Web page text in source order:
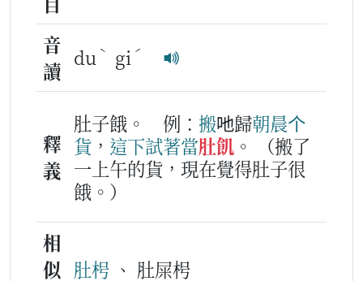
音
讀
du ˋ gi ˊ
釋
義
肚子餓。 例： 搬吔歸朝晨个
貨 ， 這下試著當肚飢 。
（搬了
一上午的貨，現在覺得肚子很
餓。）
相
似 肚枵 、 肚屎枵